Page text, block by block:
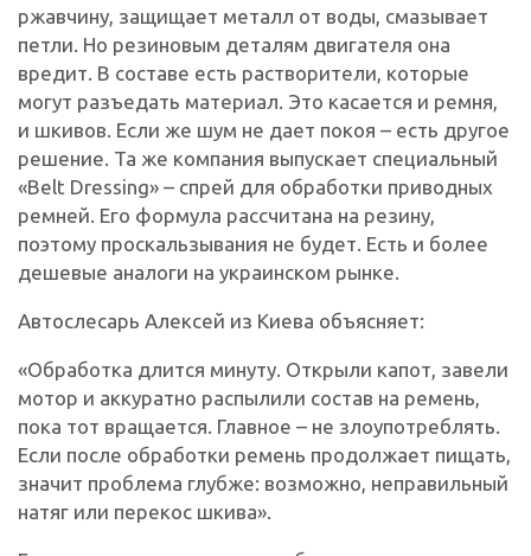
ржавчину, защищает металл от воды, смазывает
петли. Но резиновым деталям двигателя она
вредит. В составе есть растворители, которые
могут разъедать материал. Это касается и ремня,
и шкивов. Если же шум не дает покоя – есть другое
решение. Та же компания выпускает специальный
«Belt Dressing» – спрей для обработки приводных
ремней. Его формула рассчитана на резину,
поэтому проскальзывания не будет. Есть и более
дешевые аналоги на украинском рынке.
Автослесарь Алексей из Киева объясняет:
«Обработка длится минуту. Открыли капот, завели
мотор и аккуратно распылили состав на ремень,
пока тот вращается. Главное – не злоупотреблять.
Если после обработки ремень продолжает пищать,
значит проблема глубже: возможно, неправильный
натяг или перекос шкива».